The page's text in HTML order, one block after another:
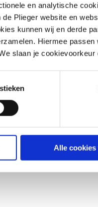
en analytische
Plieger website en
kunnen wij en derde
Hiermee passen
slaan je cookievoorkeur
Alle cookies